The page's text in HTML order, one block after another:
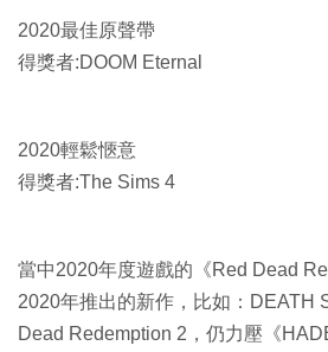
2020最佳原聲帶
得獎者:DOOM Eternal
2020輕鬆愜意
得獎者:The Sims 4
當中2020年度遊戲的《Red Dead
2020年推出的新作，比如：DEATH
Dead Redemption 2，仍力壓《